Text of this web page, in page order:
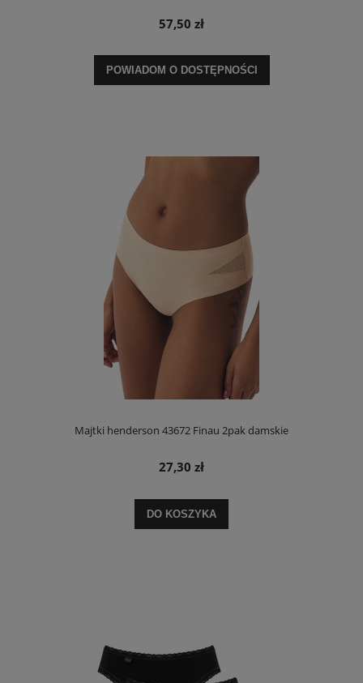
57,50 zł
POWIADOM O DOSTĘPNOŚCI
Majtki henderson 43672 Finau 2pak damskie
27,30 zł
DO KOSZYKA